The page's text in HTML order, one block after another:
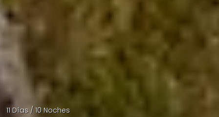
11 Días / 10 Noches